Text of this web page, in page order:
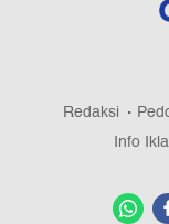
Redaksi
Info